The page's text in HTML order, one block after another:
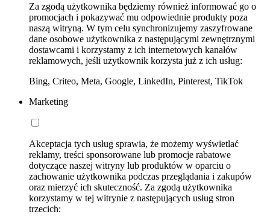
Za zgodą użytkownika będziemy również informować go o
promocjach i pokazywać mu odpowiednie produkty poza
naszą witryną. W tym celu synchronizujemy zaszyfrowane
dane osobowe użytkownika z następującymi zewnętrznymi
dostawcami i korzystamy z ich internetowych kanałów
reklamowych, jeśli użytkownik korzysta już z ich usług:
Bing, Criteo, Meta, Google, LinkedIn, Pinterest, TikTok
Marketing
Akceptacja tych usług sprawia, że możemy wyświetlać
reklamy, treści sponsorowane lub promocje rabatowe
dotyczące naszej witryny lub produktów w oparciu o
zachowanie użytkownika podczas przeglądania i zakupów
oraz mierzyć ich skuteczność. Za zgodą użytkownika
korzystamy w tej witrynie z następujących usług stron
trzecich: